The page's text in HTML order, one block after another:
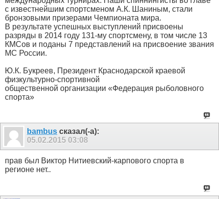
с известнейшим спортсменом А.К. Шаниным, стали
бронзовыми призерами Чемпионата мира.
В результате успешных выступлений присвоены
разряды в 2014 году 131-му спортсмену, в том числе 13
КМСов и поданы 7 представлений на присвоение звания
МС России.
Ю.К. Букреев, Президент Краснодарской краевой
физкультурно-спортивной
общественной организации «Федерация рыболовного
спорта»
bambus сказал(-а):
05.02.2015 03:08
прав был Виктор Нитиевский-карпового спорта в
регионе нет..